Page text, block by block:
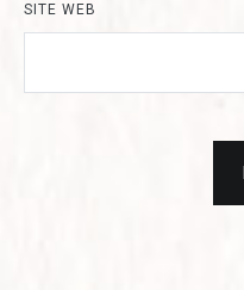
SITE WEB